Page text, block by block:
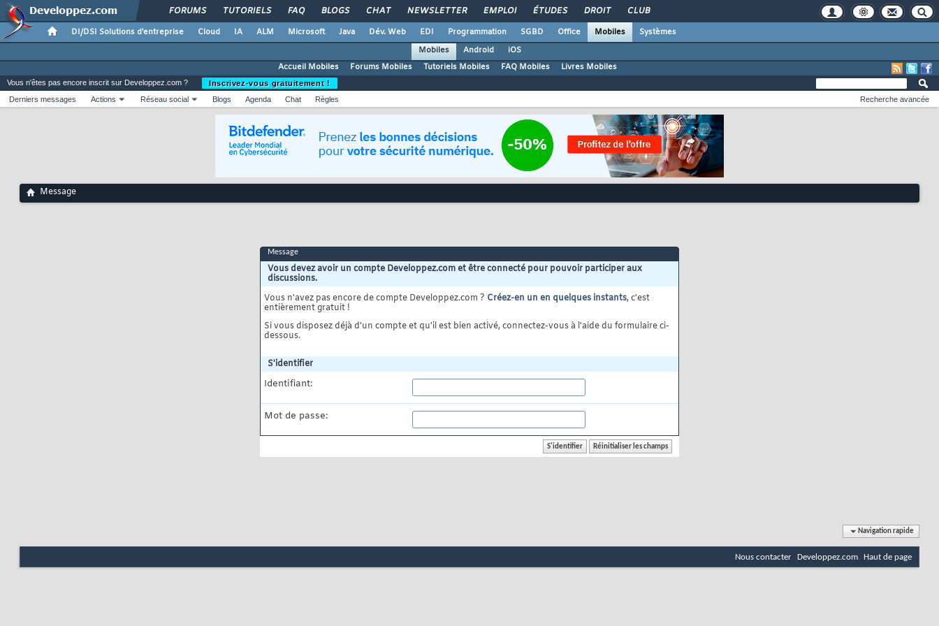
FORUMS TUTORIELS FAQ BLOGS CHAT NEWSLETTER EMPLOI ÉTUDES DROIT CLUB
DI/DSI Solutions d'entreprise Cloud IA ALM Microsoft Java Dév. Web EDI Programmation SGBD Office Mobiles
Systèmes
Mobiles
Android
iOS
Accueil Mobiles
Forums Mobiles Tutoriels Mobiles FAQ Mobiles Livres Mobiles
Vous n'êtes pas encore inscrit sur Developpez.com ?
Inscrivez-vous gratuitement !
Derniers messages
Actions Réseau social Blogs Agenda Chat Règles Recherche avancée
Message
Message
Vous devez avoir un compte Developpez.com et être connecté pour pouvoir participer aux
discussions.
Vous n'avez pas encore de compte Developpez.com ? Créez-en un en quelques instants, c'est
entièrement gratuit !
Si vous disposez déjà d'un compte et qu'il est bien activé, connectez-vous à l'aide du formulaire ci-
dessous.
S'identifier
Identifiant:
Mot de passe:
Navigation rapide
Nous contacter Developpez.com Haut de page